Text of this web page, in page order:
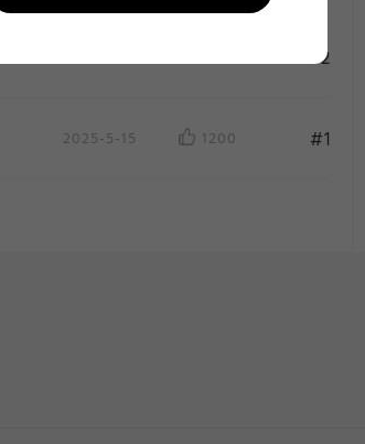
2025-5-15 1050 #2
2025-5-15 1200 #1